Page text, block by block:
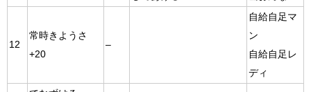
12
常時きようさ
+20
–
自給自足マ
ン
自給自足レ
ディ